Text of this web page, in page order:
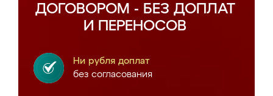
ДОГОВОРОМ - БЕЗ ДОПЛАТ
И ПЕРЕНОСОВ
Ни рубля доплат
без согласования